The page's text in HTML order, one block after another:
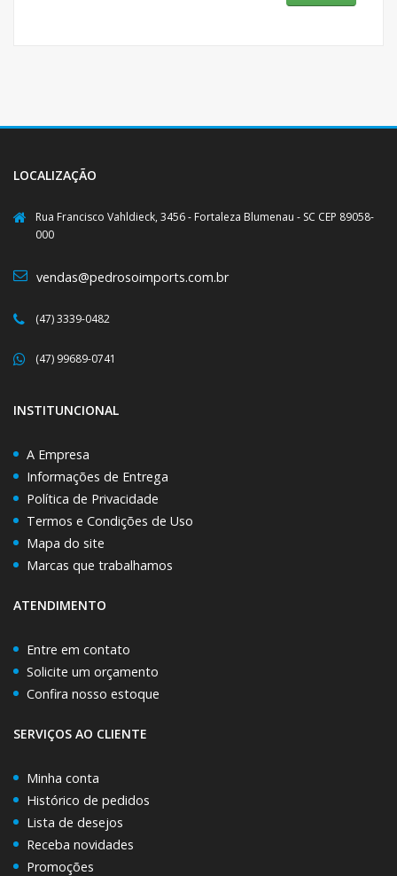
LOCALIZAÇÃO
Rua Francisco Vahldieck, 3456 - Fortaleza Blumenau - SC CEP 89058-
000
vendas@pedrosoimports.com.br
(47) 3339-0482
(47) 99689-0741
INSTITUNCIONAL
A Empresa
Informações de Entrega
Política de Privacidade
Termos e Condições de Uso
Mapa do site
Marcas que trabalhamos
ATENDIMENTO
Entre em contato
Solicite um orçamento
Confira nosso estoque
SERVIÇOS AO CLIENTE
Minha conta
Histórico de pedidos
Lista de desejos
Receba novidades
Promoções